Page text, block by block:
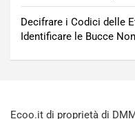
Decifrare i Codici delle
Identificare le Bucce
Ecoo.it di proprietà di